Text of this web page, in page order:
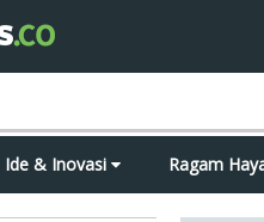
Ide & Inovasi Ragam